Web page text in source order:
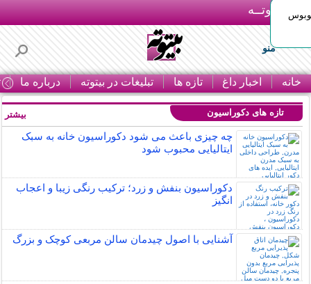
بـیتوتــه
منو
خانه اخبار داغ تازه ها تبلیغات در بیتوته درباره ما
تازه های دکوراسیون
چه چیزی باعث می شود دکوراسیون خانه به سبک
ایتالیایی محبوب شود
دکوراسیون بنفش و زرد؛ ترکیب رنگی زیبا و اعجاب
انگیز
آشنایی با اصول چیدمان سالن مربعی کوچک و بزرگ
بیشتر